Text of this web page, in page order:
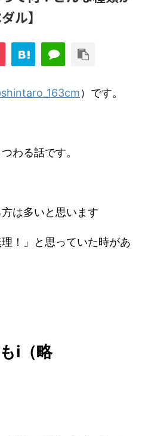
ル】
）です。
わる話です。
は多いと思います
！」と思っていた時があ
i（略